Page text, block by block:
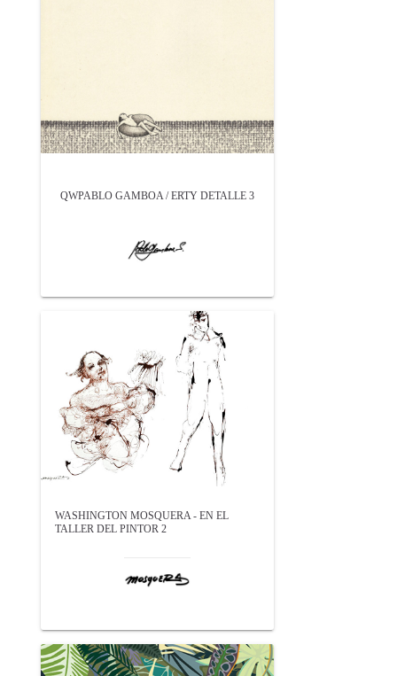
QWPABLO GAMBOA / ERTY DETALLE 3
WASHINGTON MOSQUERA - EN EL
TALLER DEL PINTOR 2